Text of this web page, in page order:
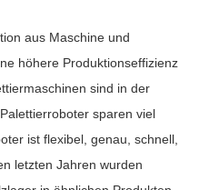
aus Maschine und
höhere Produktionseffizienz
sind in der
sparen viel
ist flexibel, genau, schnell,
letzten Jahren wurden